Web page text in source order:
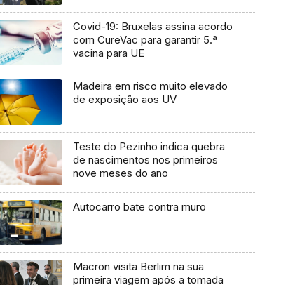
Covid-19: Bruxelas assina acordo
com CureVac para garantir 5.ª
vacina para UE
Madeira em risco muito elevado
de exposição aos UV
Teste do Pezinho indica quebra
de nascimentos nos primeiros
nove meses do ano
Autocarro bate contra muro
Macron visita Berlim na sua
primeira viagem após a tomada